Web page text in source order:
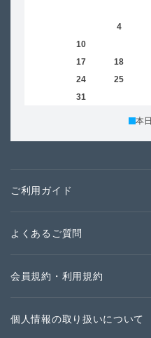
4
10
17 18
24 25
31
本日
ご利用ガイド
よくあるご質問
会員規約・利用規約
個人情報の取り扱いについて